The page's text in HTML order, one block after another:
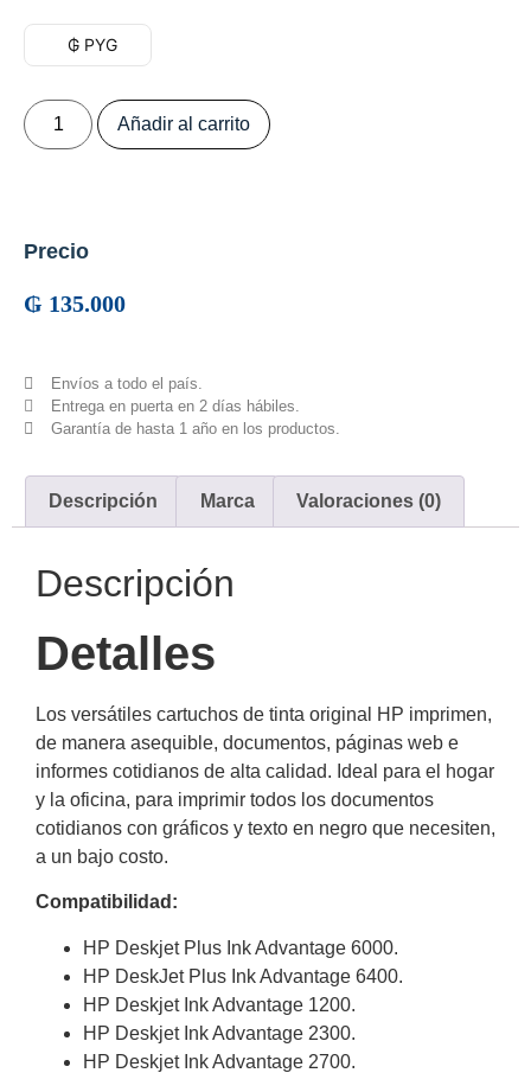
₲ PYG
Añadir al carrito
Precio
₲ 135.000
Envíos a todo el país.
Entrega en puerta en 2 días hábiles.
Garantía de hasta 1 año en los productos.
Descripción Marca Valoraciones (0)
Descripción
Detalles
Los versátiles cartuchos de tinta original HP imprimen,
de manera asequible, documentos, páginas web e
informes cotidianos de alta calidad. Ideal para el hogar
y la oficina, para imprimir todos los documentos
cotidianos con gráficos y texto en negro que necesiten,
a un bajo costo.
Compatibilidad:
HP Deskjet Plus Ink Advantage 6000.
HP DeskJet Plus Ink Advantage 6400.
HP Deskjet Ink Advantage 1200.
HP Deskjet Ink Advantage 2300.
HP Deskjet Ink Advantage 2700.